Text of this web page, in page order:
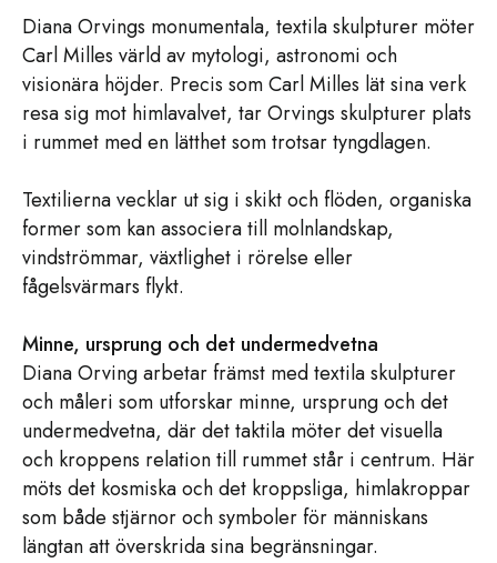
Diana Orvings monumentala, textila skulpturer möter
Carl Milles värld av mytologi, astronomi och
visionära höjder. Precis som Carl Milles lät sina verk
resa sig mot himlavalvet, tar Orvings skulpturer plats
i rummet med en lätthet som trotsar tyngdlagen.
Textilierna vecklar ut sig i skikt och flöden, organiska
former som kan associera till molnlandskap,
vindströmmar, växtlighet i rörelse eller
fågelsvärmars flykt.
Minne, ursprung och det undermedvetna
Diana Orving arbetar främst med textila skulpturer
och måleri som utforskar minne, ursprung och det
undermedvetna, där det taktila möter det visuella
och kroppens relation till rummet står i centrum. Här
möts det kosmiska och det kroppsliga, himlakroppar
som både stjärnor och symboler för människans
längtan att överskrida sina begränsningar.